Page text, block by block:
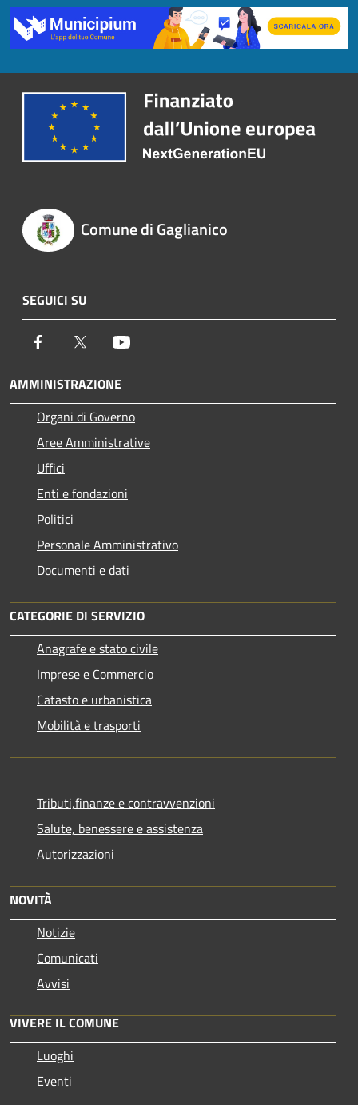
Comune di Gaglianico
SEGUICI SU
Facebook Twitter
AMMINISTRAZIONE
Organi di Governo
Aree Amministrative
Uffici
Enti e fondazioni
Politici
Personale Amministrativo
Documenti e dati
CATEGORIE DI SERVIZIO
Anagrafe e stato civile
Imprese e Commercio
Catasto e urbanistica
Mobilità e trasporti
Tributi,finanze e contravvenzioni
Salute, benessere e assistenza
Autorizzazioni
NOVITÀ
Notizie
Comunicati
Avvisi
VIVERE IL COMUNE
Luoghi
Eventi